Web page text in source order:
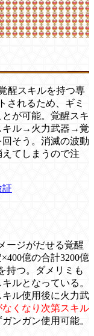
醒スキルを持つ専
されるため、ギミ
が可能。覚醒スキ
キル→火力武器→覚
そう。消滅の波動
てしまうので注
証
ージがだせる覚醒
億の合計3200億
持つ。ダメリミも
ルとなっている。
ル使用後に火力武
くなり次第スキル
ンガン使用可能。